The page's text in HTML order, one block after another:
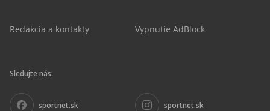
Redakcia a kontakty Vypnutie AdBlock
Sledujte nás:
sportnet.sk sportnet.sk